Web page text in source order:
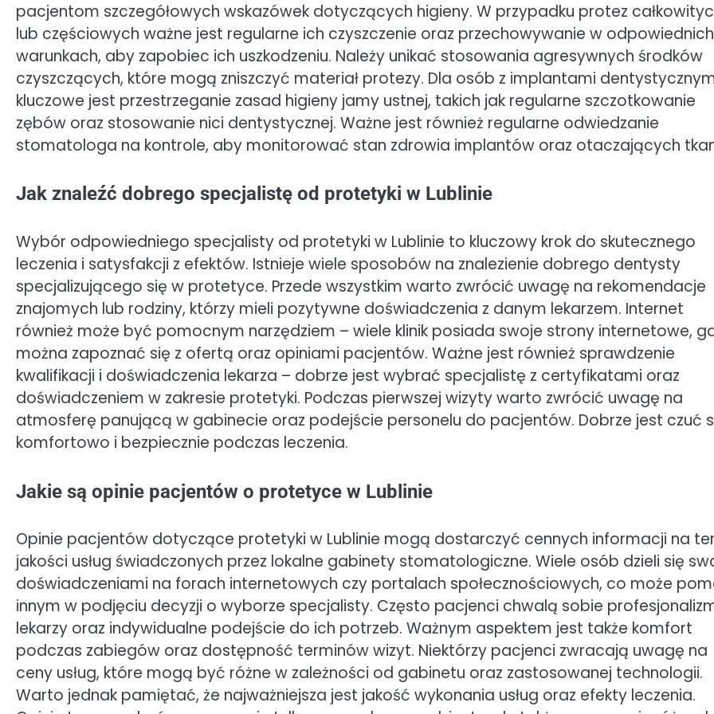
pacjentom szczegółowych wskazówek dotyczących higieny. W przypadku protez
lub częściowych ważne jest regularne ich czyszczenie oraz przechowywanie w odpowiednich
warunkach, aby zapobiec ich uszkodzeniu. Należy unikać stosowania agresywnych środków
czyszczących, które mogą zniszczyć materiał protezy. Dla osób z implantami
kluczowe jest przestrzeganie zasad higieny jamy ustnej, takich jak regularne szczotkowanie
zębów oraz stosowanie nici dentystycznej. Ważne jest również regularne odwiedzanie
stomatologa na kontrole, aby monitorować stan zdrowia implantów oraz otaczających
Jak znaleźć dobrego specjalistę od protetyki w Lublinie
Wybór odpowiedniego specjalisty od protetyki w Lublinie to kluczowy krok do skutecznego
leczenia i satysfakcji z efektów. Istnieje wiele sposobów na znalezienie dobrego dentysty
specjalizującego się w protetyce. Przede wszystkim warto zwrócić uwagę na rekomendacje
znajomych lub rodziny, którzy mieli pozytywne doświadczenia z danym lekarzem. Internet
również może być pomocnym narzędziem – wiele klinik posiada swoje strony internetowe,
można zapoznać się z ofertą oraz opiniami pacjentów. Ważne jest również sprawdzenie
kwalifikacji i doświadczenia lekarza – dobrze jest wybrać specjalistę z certyfikatami oraz
doświadczeniem w zakresie protetyki. Podczas pierwszej wizyty warto zwrócić uwagę na
atmosferę panującą w gabinecie oraz podejście personelu do pacjentów. Dobrze jest czuć
komfortowo i bezpiecznie podczas leczenia.
Jakie są opinie pacjentów o protetyce w Lublinie
Opinie pacjentów dotyczące protetyki w Lublinie mogą dostarczyć cennych informacji na
jakości usług świadczonych przez lokalne gabinety stomatologiczne. Wiele osób dzieli się
doświadczeniami na forach internetowych czy portalach społecznościowych, co może
innym w podjęciu decyzji o wyborze specjalisty. Często pacjenci chwalą sobie
lekarzy oraz indywidualne podejście do ich potrzeb. Ważnym aspektem jest także komfort
podczas zabiegów oraz dostępność terminów wizyt. Niektórzy pacjenci zwracają uwagę na
ceny usług, które mogą być różne w zależności od gabinetu oraz zastosowanej technologii.
Warto jednak pamiętać, że najważniejsza jest jakość wykonania usług oraz efekty leczenia.